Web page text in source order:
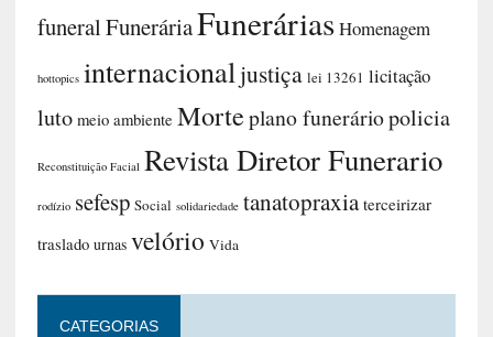
funeralFuneráriaFuneráriasHomenagem
hottopics internacionaljustiça lei 13261 licitação
luto meio ambiente Morteplano funeráriopolicia
Reconstituição Facial Revista Diretor Funerario
rodízio sefesp Social solidariedade tanatopraxia terceirizar
traslado urnas velório Vida
CATEGORIAS